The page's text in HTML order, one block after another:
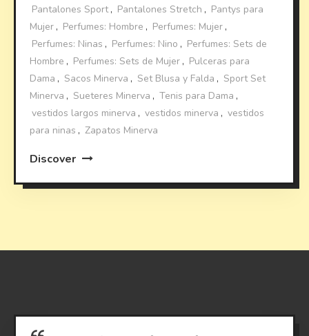
Pantalones Sport, Pantalones Stretch , Pantys para
Mujer , Perfumes: Hombre , Perfumes: Mujer ,
Perfumes: Ninas , Perfumes: Nino , Perfumes: Sets de
Hombre , Perfumes: Sets de Mujer , Pulceras para
Dama , Sacos Minerva , Set Blusa y Falda , Sport Set
Minerva , Sueteres Minerva , Tenis para Dama ,
vestidos largos minerva , vestidos minerva , vestidos
para ninas , Zapatos Minerva
Discover